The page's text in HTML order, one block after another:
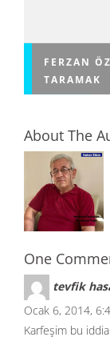
FERZAN
TARAMAK
About The
One
tevfik
Ocak 6, 2014,
Karfeşim bu